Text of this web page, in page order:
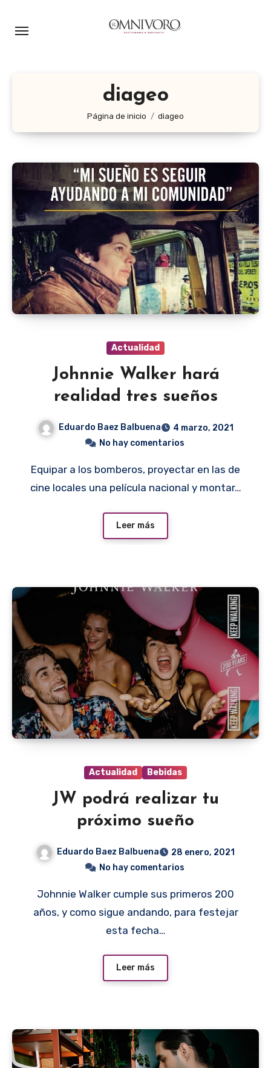
diageo
Página de inicio diageo
Actualidad
Johnnie Walker hará
realidad tres sueños
Eduardo Baez Balbuena
4 marzo, 2021
No hay comentarios
Equipar a los bomberos, proyectar en las de
cine locales una película nacional y montar…
Leer más
Actualidad Bebidas
JW podrá realizar tu
próximo sueño
Eduardo Baez Balbuena
28 enero, 2021
No hay comentarios
Johnnie Walker cumple sus primeros 200
años, y como sigue andando, para festejar
esta fecha…
Leer más